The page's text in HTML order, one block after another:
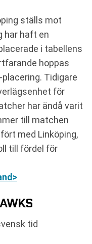
ställs mot
har haft en
i tabellens
hoppas
Tidigare
för
har ändå varit
till matchen
med Linköping,
till fördel för
tid